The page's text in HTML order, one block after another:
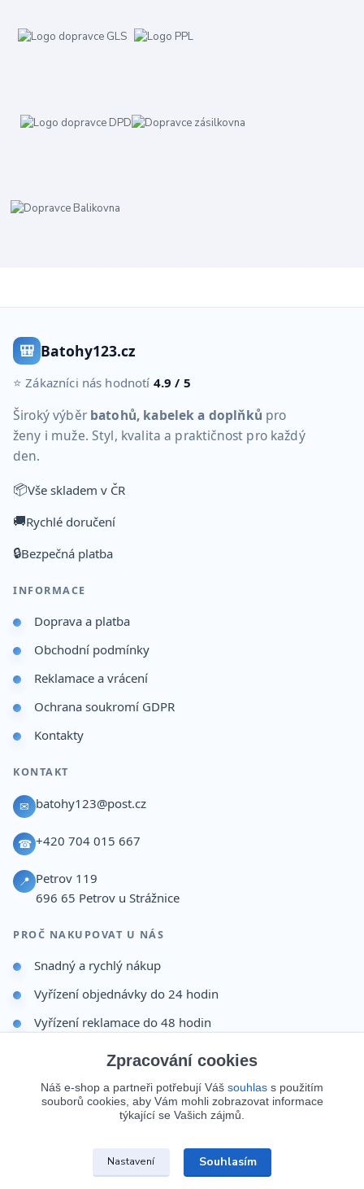
🎒 Batohy123.cz
⭐ Zákazníci nás hodnotí 4.9 / 5
Široký výběr batohů, kabelek a doplňků pro
ženy i muže. Styl, kvalita a praktičnost pro každý
den.
📦Vše skladem v ČR
🚚Rychlé doručení
🔒Bezpečná platba
INFORMACE
Doprava a platba
Obchodní podmínky
Reklamace a vrácení
Ochrana soukromí GDPR
Kontakty
KONTAKT
✉ batohy123@post.cz
☎ +420 704 015 667
📍 Petrov 119
696 65 Petrov u Strážnice
PROČ NAKUPOVAT U NÁS
Snadný a rychlý nákup
Vyřízení objednávky do 24 hodin
Vyřízení reklamace do 48 hodin
Dárek po dokončení objednávky
Odesíláme i na Slovensko
Doprava 65 Kč nad 499 Kč
© 2026 Batohy123.cz. Všechna práva vyhrazena.
Zpracování cookies
Náš e-shop a partneři potřebují Váš souhlas s použitím
souborů cookies, aby Vám mohli zobrazovat informace
týkající se Vašich zájmů.
Nastavení Souhlasím